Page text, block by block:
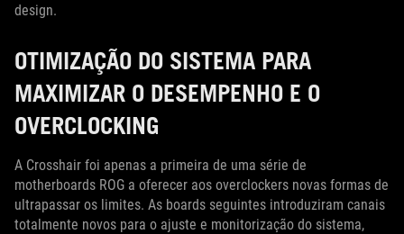
design.
OTIMIZAÇÃO DO SISTEMA PARA
MAXIMIZAR O DESEMPENHO E O
OVERCLOCKING
A Crosshair foi apenas a primeira de uma série de
motherboards ROG a oferecer aos overclockers novas formas de
ultrapassar os limites. As boards seguintes introduziram canais
totalmente novos para o ajuste e monitorização do sistema,